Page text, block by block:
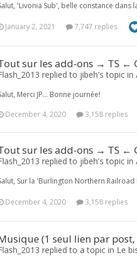
'Livonia Sub', belle constance
January 2, 2021 7,747 replies
sur les add-ons → TS ←
replied to jibeh's topic in
Merci JP... Bonne journée!
December 4, 2020
3,158 replies
sur les add-ons → TS ←
replied to jibeh's topic in
Sur la 'Burlington Northern Railroad
December 4, 2020 3,158 replies
(1 seul lien par post,
replied to a topic in Le